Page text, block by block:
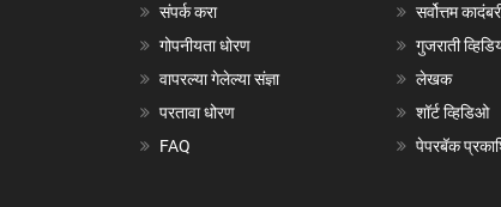
संपर्क करा
गोपनीयता धोरण
वापरल्या गेलेल्या संज्ञा
परतावा धोरण
FAQ
सर्वोत्तम
गुजराती
लेखक
शॉर्ट व्हिडिओ
पेपरबॅक